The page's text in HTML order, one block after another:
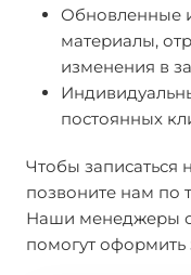
Обновленные
материалы,
изменения в
постоянных
Чтобы записаться
позвоните нам по
Наши менеджеры
помогут оформить